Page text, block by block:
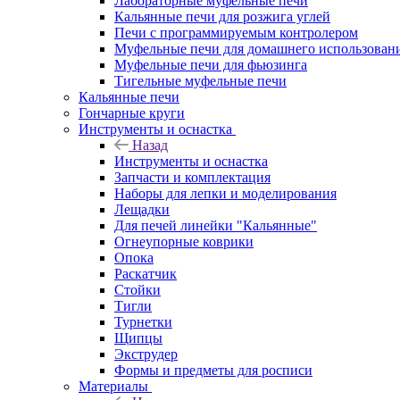
Кальянные печи для розжига углей
Печи с программируемым контролером
Муфельные печи для домашнего
Муфельные печи для фьюзинга
Тигельные муфельные печи
Кальянные печи
Гончарные круги
Инструменты и оснастка
Назад
Инструменты и оснастка
Запчасти и комплектация
Наборы для лепки и моделирования
Лещадки
Для печей линейки "Кальянные"
Огнеупорные коврики
Опока
Раскатчик
Стойки
Тигли
Турнетки
Щипцы
Экструдер
Формы и предметы для росписи
Материалы